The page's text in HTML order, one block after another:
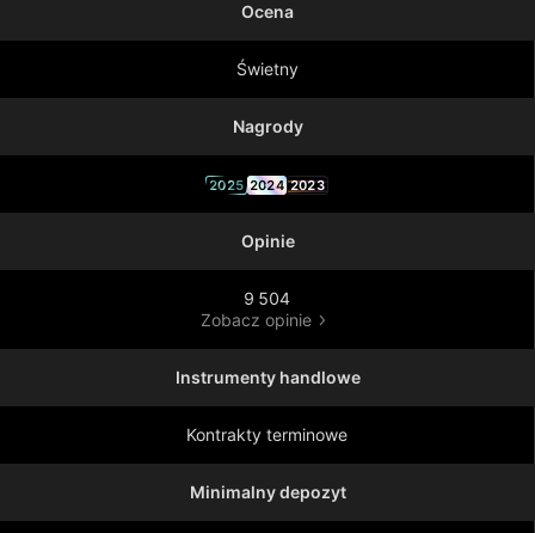
Ocena
Świetny
Nagrody
2025 2024 2023
Opinie
9 504
Zobacz opinie
Instrumenty handlowe
Kontrakty terminowe
Minimalny depozyt